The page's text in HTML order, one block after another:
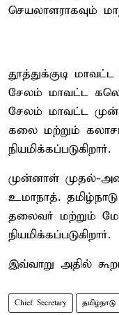
செயலாளராகவும்
தூத்துக்குடி
சேலம் மாவட்ட
சேலம் மாவட்ட
கலை மற்றும்
நியமிக்கப்படுகிறார்.
முன்னாள் முதல்-
உமாநாத்.
தலைவர் மற்றும்
நியமிக்கப்படுகிறார்.
இவ்வாறு அதில்
Chief Secretary